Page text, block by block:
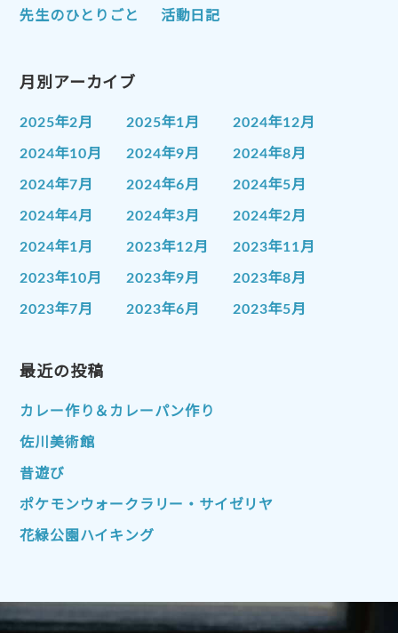
先生のひとりごと 活動日記
月別アーカイブ
2025年2月 2025年1月 2024年12月
2024年10月 2024年9月 2024年8月
2024年7月 2024年6月 2024年5月
2024年4月 2024年3月 2024年2月
2024年1月 2023年12月 2023年11月
2023年10月 2023年9月 2023年8月
2023年7月 2023年6月 2023年5月
2023年1月
2022年10月 2022年9月
2022年7月
2022年4月
2022年1月 2021年12月 2021年11月
2021年10月 2021年9月
2021年1月 2020年12月 2020年11月
最近の投稿
カレー作り＆カレーパン作り
佐川美術館
昔遊び
ポケモンウォークラリー・サイゼリヤ
花緑公園ハイキング